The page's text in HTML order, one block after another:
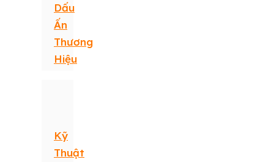
Dấu
Ấn
Thương
Hiệu
Kỹ
Thuật